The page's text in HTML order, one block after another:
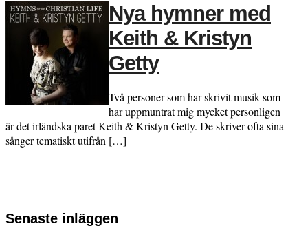
Nya hymner med
Keith & Kristyn
Getty
Två personer som har skrivit musik som
har uppmuntrat mig mycket personligen
är det irländska paret Keith & Kristyn Getty. De skriver ofta sina
sånger tematiskt utifrån […]
Senaste inläggen